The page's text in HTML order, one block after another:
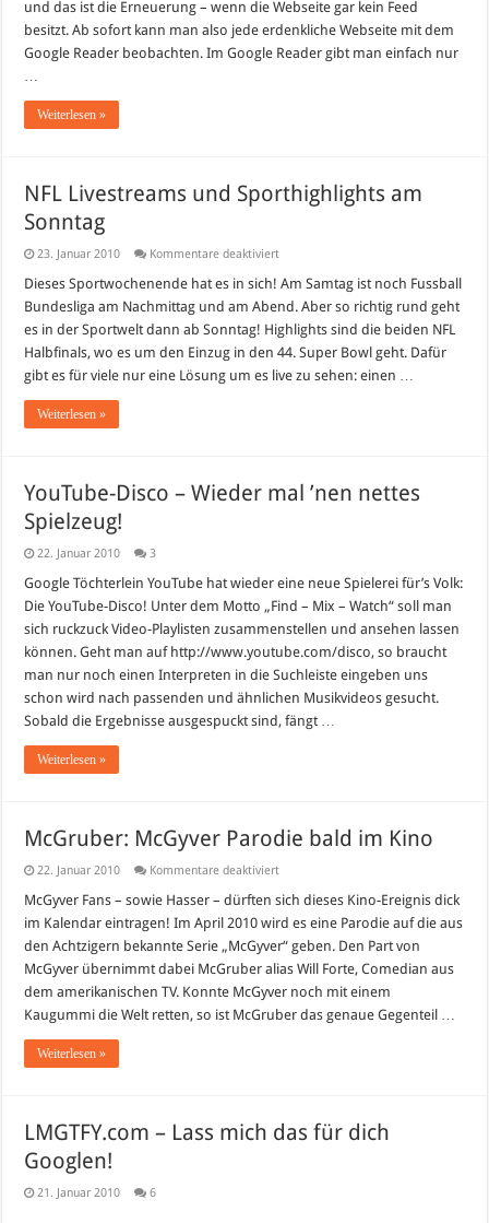
und das ist die Erneuerung – wenn die Webseite gar kein Feed
besitzt. Ab sofort kann man also jede erdenkliche Webseite mit dem
Google Reader beobachten. Im Google Reader gibt man einfach nur
Weiterlesen »
NFL Livestreams und Sporthighlights am
Sonntag
23. Januar 2010 Kommentare deaktiviertfür
Livestreams
Sporthighlights
am
Sonntag
Dieses Sportwochenende hat es in sich! Am Samtag ist noch Fussball
Bundesliga am Nachmittag und am Abend. Aber so richtig rund geht
es in der Sportwelt dann ab Sonntag! Highlights sind die beiden NFL
Halbfinals, wo es um den Einzug in den 44. Super Bowl geht. Dafür
gibt es für viele nur eine Lösung um es live zu sehen: einen …
Weiterlesen »
YouTube-Disco – Wieder mal ’nen nettes
Spielzeug!
22. Januar 2010 3
Google Töchterlein YouTube hat wieder eine neue Spielerei für’s Volk:
Die YouTube-Disco! Unter dem Motto „Find – Mix – Watch“ soll man
sich ruckzuck Video-Playlisten zusammenstellen und ansehen lassen
können. Geht man auf http://www.youtube.com/disco, so braucht
man nur noch einen Interpreten in die Suchleiste eingeben uns
schon wird nach passenden und ähnlichen Musikvideos gesucht.
Sobald die Ergebnisse ausgespuckt sind, fängt …
Weiterlesen »
McGruber: McGyver Parodie bald im Kino
22. Januar 2010 Kommentare deaktiviertfür
McGyver
bald
im
Kino
McGyver Fans – sowie Hasser – dürften sich dieses Kino-Ereignis dick
im Kalendar eintragen! Im April 2010 wird es eine Parodie auf die aus
den Achtzigern bekannte Serie „McGyver“ geben. Den Part von
McGyver übernimmt dabei McGruber alias Will Forte, Comedian aus
dem amerikanischen TV. Konnte McGyver noch mit einem
Kaugummi die Welt retten, so ist McGruber das genaue Gegenteil …
Weiterlesen »
LMGTFY.com – Lass mich das für dich
Googlen!
21. Januar 2010 6